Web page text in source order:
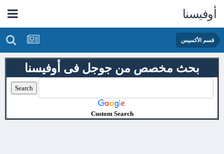
أوفيسنا
قسم الأكسيس
بحث مخصص من جوجل فى أوفيسنا
Custom Search